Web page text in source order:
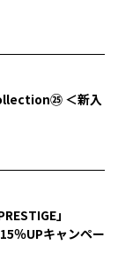
㉕ ＜新入
」
％UPキャンペー